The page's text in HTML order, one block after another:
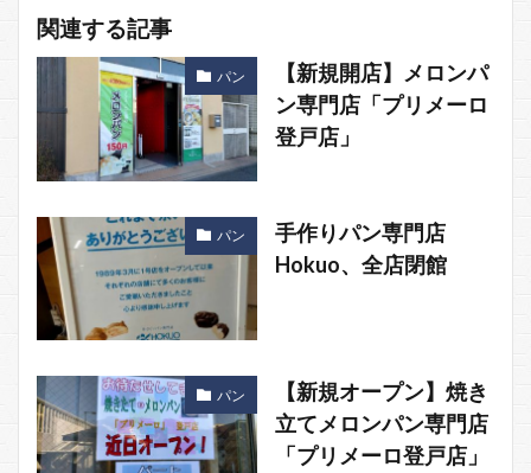
関連する記事
パン
【新規開店】メロンパ
ン専門店「プリメーロ
登戸店」
パン
手作りパン専門店
Hokuo、全店閉館
パン
【新規オープン】焼き
立てメロンパン専門店
「プリメーロ登戸店」